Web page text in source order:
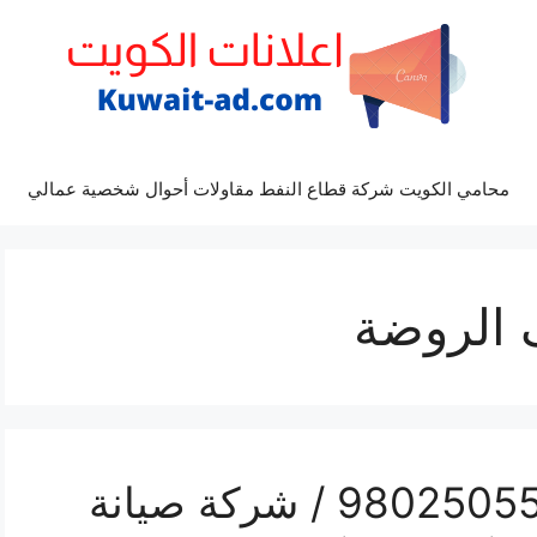
محامي الكويت شركة قطاع النفط مقاولات أحوال شخصية عمالي
الروضة
تصليح تكييف الروضة / 98025055 / شركة صيانة